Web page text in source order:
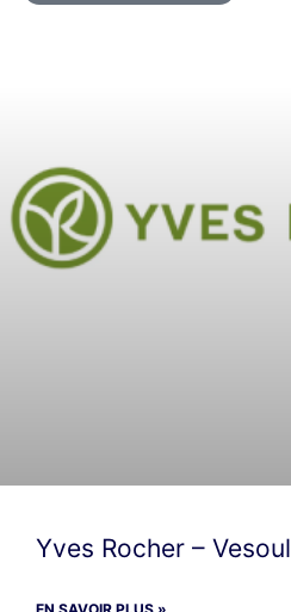
Yves Rocher – Vesoul